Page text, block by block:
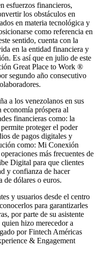
esfuerzos financieros,
los obstáculos en
en materia tecnológica y
como referencia en
sentido, cuenta con la
en la entidad financiera y
Es así que en julio de este
Great Place to Work ®
segundo año consecutivo
a los venezolanos en sus
economía próspera al
financieras como: la
proteger el poder
de pagos digitales y
como: Mi Conexión
más frecuentes de
Digital para que clientes
y confianza de hacer
de dólares o euros.
y usuarios desde el centro
para garantizarles
por parte de su asistente
hizo merecedor a
por Fintech Américas
& Engagement